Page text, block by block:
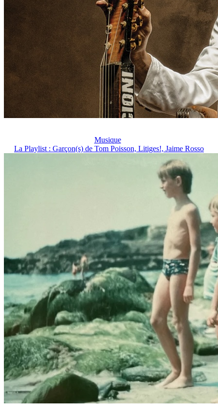
Musique
La Playlist : Garçon(s) de Tom Poisson, Litiges!, Jaime Rosso